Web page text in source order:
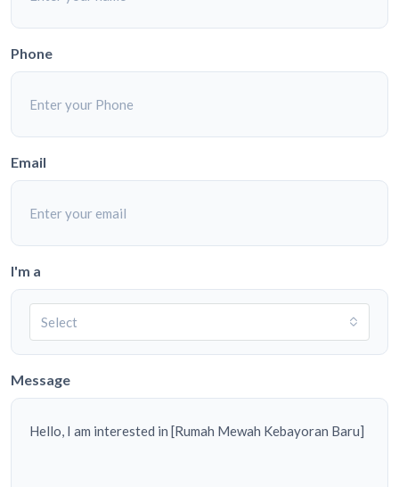
Phone
Email
I'm a
Select
Message